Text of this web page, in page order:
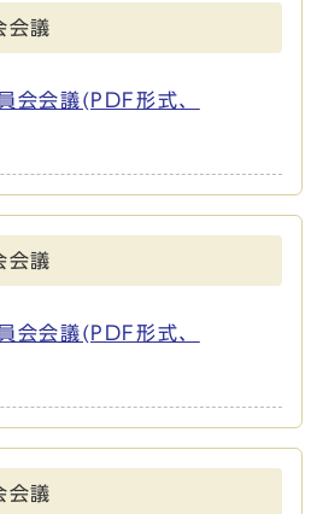
会議
会会議(PDF形式、
会議
会会議(PDF形式、
会議